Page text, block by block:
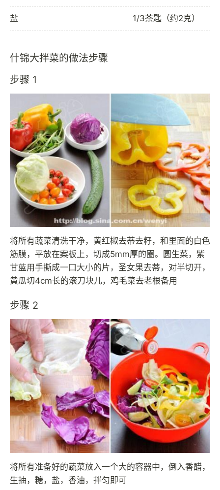
盐 1/3茶匙（约2克）
什锦大拌菜的做法步骤
步骤 1
将所有蔬菜清洗干净，黄红椒去蒂去籽，和里面的白色
筋膜，平放在案板上，切成5mm厚的圈。圆生菜，紫
甘蓝用手撕成一口大小的片，圣女果去蒂，对半切开，
黄瓜切4cm长的滚刀块儿，鸡毛菜去老根备用
步骤 2
将所有准备好的蔬菜放入一个大的容器中，倒入香醋，
生抽，糖，盐，香油，拌匀即可